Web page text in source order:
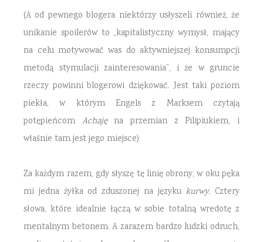
(A od pewnego blogera niektórzy usłyszeli również, że
unikanie spoilerów to „kapitalistyczny wymysł, mający
na celu motywować was do aktywniejszej konsumpcji
metodą stymulacji zainteresowania”, i że w gruncie
rzeczy powinni blogerowi dziękować. Jest taki poziom
piekła, w którym Engels z Marksem czytają
potępieńcom Achajęna przemian z Pilipiukiem, i
właśnie tam jest jego miejsce)
Za każdym razem, gdy słyszę tę linię obrony, w oku pęka
mi jedna żyłka od zduszonej na języku kurwy. Cztery
słowa, które idealnie łączą w sobie totalną wredotę z
mentalnym betonem. A zarazem bardzo ludzki odruch,